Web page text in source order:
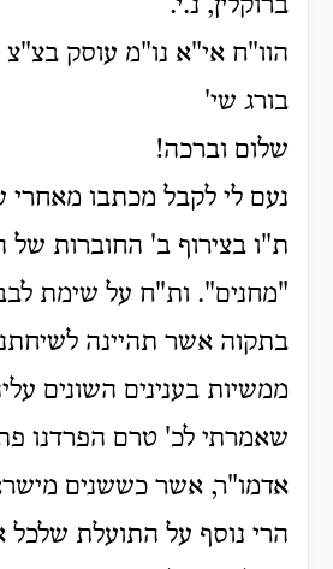
ברוקלין, נ.י.
הוו"ח אי"א נו"מ עוסק בצ"צ
בורג שי'
שלום וברכה!
נעם לי לקבל מכתבו מאחרי
ת"ו בצירוף ב' החוברות של
"מחנים". ות"ח על שימת
בתקוה אשר תהיינה
ממשיות בענינים השונים
שאמרתי לכ' טרם הפרדנו
אדמו"ר, אשר כששנים
הרי נוסף על התועלת שלכל